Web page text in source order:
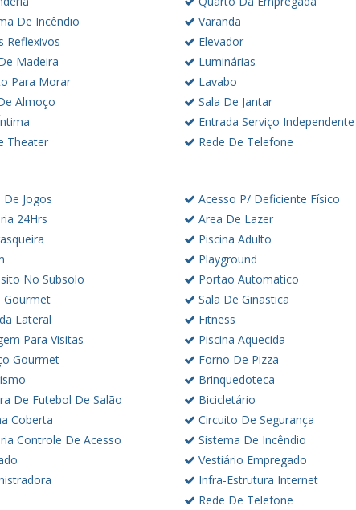
De Incêndio
Varanda
Reflexivos
Elevador
Madeira
Luminárias
Para Morar
Lavabo
Almoço
Sala De Jantar
Entrada Serviço Independente
Theater Rede De Telefone
De Jogos
Acesso P/ Deficiente Físico
24Hrs
Area De Lazer
Piscina Adulto
Playground
No Subsolo
Portao Automatico
Gourmet
Sala De Ginastica
Lateral
Fitness
Para Visitas
Piscina Aquecida
Gourmet
Forno De Pizza
Brinquedoteca
De Futebol De Salão
Bicicletário
Coberta
Circuito De Segurança
Controle De Acesso
Sistema De Incêndio
Vestiário Empregado
Infra-Estrutura Internet
Rede De Telefone